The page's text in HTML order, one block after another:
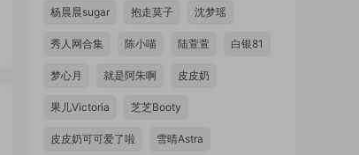
杨晨晨sugar 抱走莫子 沈梦瑶
秀人网合集 陈小喵 陆萱萱 白银81
梦心月 就是阿朱啊 皮皮奶
果儿Victoria 芝芝Booty
皮皮奶可可爱了啦 雪晴Astra